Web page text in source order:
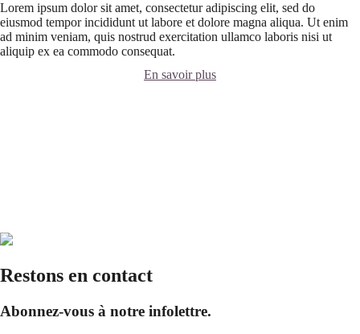
Lorem ipsum dolor sit amet, consectetur adipiscing elit, sed do
eiusmod tempor incididunt ut labore et dolore magna aliqua. Ut enim
ad minim veniam, quis nostrud exercitation ullamco laboris nisi ut
aliquip ex ea commodo consequat.
En savoir plus
Restons en contact
Abonnez-vous à notre infolettre.